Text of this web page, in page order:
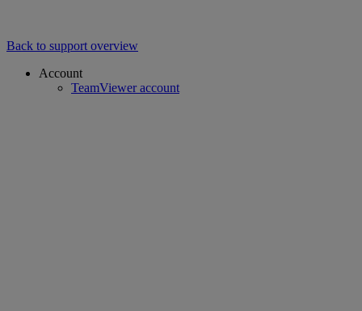
Back to support overview
Account
TeamViewer account